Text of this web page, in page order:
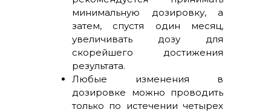
минимальную дозировку, а
затем, спустя один месяц,
увеличивать дозу для
скорейшего достижения
результата.
Любые изменения в
дозировке можно проводить
только по истечении четырех